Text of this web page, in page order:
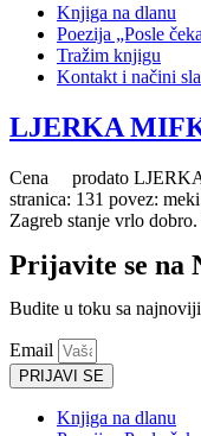
Knjiga na dlanu
Poezija „Posle
Tražim knjigu
Kontakt i načini
LJERKA
Cena prodato
stranica: 131 povez:
Zagreb stanje vrlo dobro.
Prijavite se na
Budite u toku sa
Email
PRIJAVI SE
Knjiga na dlanu